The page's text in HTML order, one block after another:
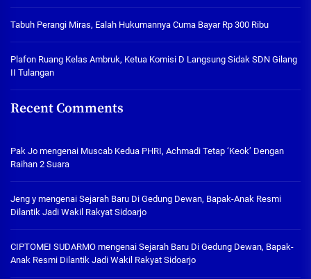
Tabuh Perangi Miras, Ealah Hukumannya Cuma Bayar Rp 300 Ribu
Plafon Ruang Kelas Ambruk, Ketua Komisi D Langsung Sidak SDN Gilang
II Tulangan
Recent Comments
Pak Jo mengenai Muscab Kedua PHRI, Achmadi Tetap ‘Keok’ Dengan
Raihan 2 Suara
Jeng y mengenai Sejarah Baru Di Gedung Dewan, Bapak-Anak Resmi
Dilantik Jadi Wakil Rakyat Sidoarjo
CIPTOMEI SUDARMO mengenai Sejarah Baru Di Gedung Dewan, Bapak-
Anak Resmi Dilantik Jadi Wakil Rakyat Sidoarjo